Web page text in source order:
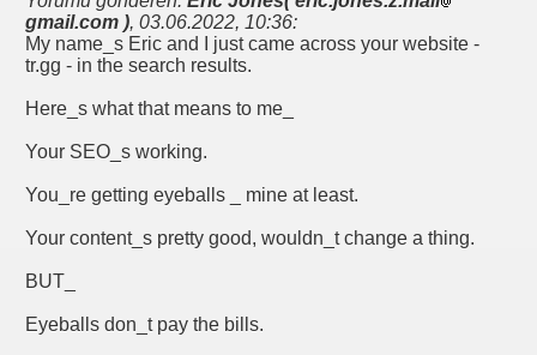
gmail.com ), 03.06.2022, 10:36:
My name_s Eric and I just came across your website -
tr.gg - in the search results.
Here_s what that means to me_
Your SEO_s working.
You_re getting eyeballs _ mine at least.
Your content_s pretty good, wouldn_t change a thing.
BUT_
Eyeballs don_t pay the bills.